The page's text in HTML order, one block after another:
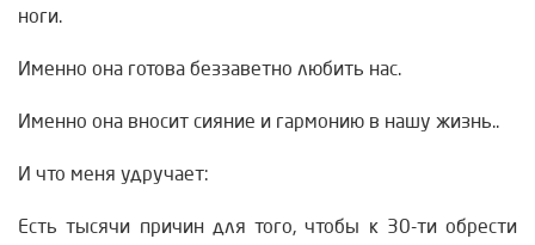
ноги.
Именно она готова беззаветно любить нас.
Именно она вносит сияние и гармонию в нашу жизнь..
И что меня удручает:
Есть тысячи причин для того, чтобы к 30-ти обрести